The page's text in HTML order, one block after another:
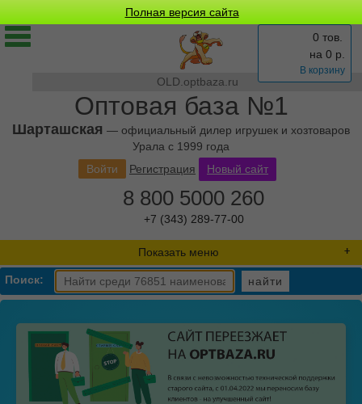
Полная версия сайта
OLD.optbaza.ru
Оптовая база №1
Шарташская — официальный дилер игрушек и хозтоваров
Урала с 1999 года
0 тов.
на 0 р.
В корзину
Войти Регистрация Новый сайт
8 800 5000 260
+7 (343) 289-77-00
Показать меню
Поиск: найти